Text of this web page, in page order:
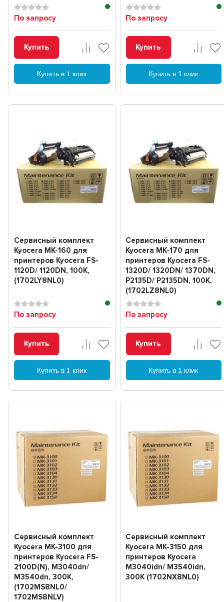
По запросу
Купить
Купить в 1 клик
По запросу
Купить
Купить в 1 клик
Сервисный комплект
Kyocera MK-160 для
принтеров Kyocera FS-
1120D/ 1120DN, 100K,
(1702LY8NL0)
По запросу
Купить
Купить в 1 клик
Сервисный комплект
Kyocera MK-170 для
принтеров Kyocera FS-
1320D/ 1320DN/ 1370DN,
P2135D/ P2135DN, 100K,
(1702LZ8NL0)
По запросу
Купить
Купить в 1 клик
Сервисный комплект
Kyocera MK-3100 для
принтеров Kyocera FS-
2100D(N), M3040dn/
M3540dn, 300K,
(1702MS8NL0/
1702MS8NLV)
Сервисный комплект
Kyocera MK-3150 для
принтеров Kyocera
M3040idn/ M3540idn,
300K (1702NX8NL0)